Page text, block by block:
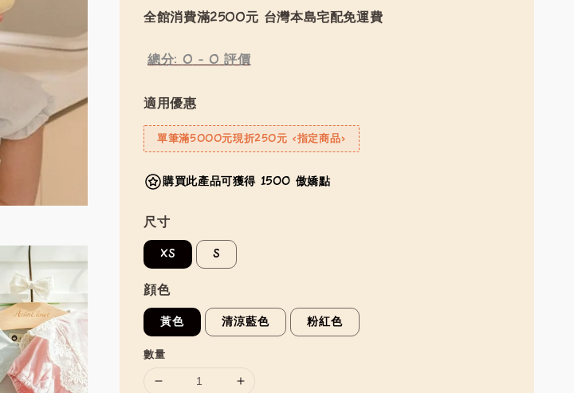
全館消費滿2500元 台灣本島宅配免運費
總分: 0 - 0 評價
適用優惠
單筆滿5000元現折250元 <指定商品>
購買此產品可獲得 1500 傲嬌點
尺寸
XS S
顔色
黃色 清涼藍色 粉紅色
數量